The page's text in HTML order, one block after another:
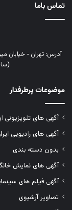
تماس باما
موضوعات پرطرفدار
آگهی های تلویزیونی
آگهی های رادیویی
بدون دسته بندی
آگهی های نمایش
آگهی فیلم های
تصاویر آرشیوی